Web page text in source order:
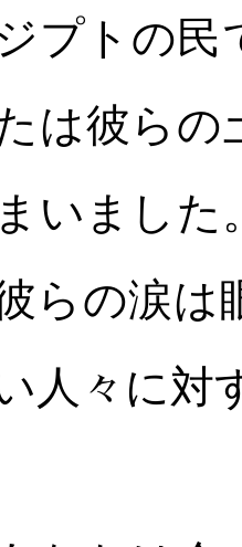
プトの民
は彼らの
いまし
らの涙は
人々に対